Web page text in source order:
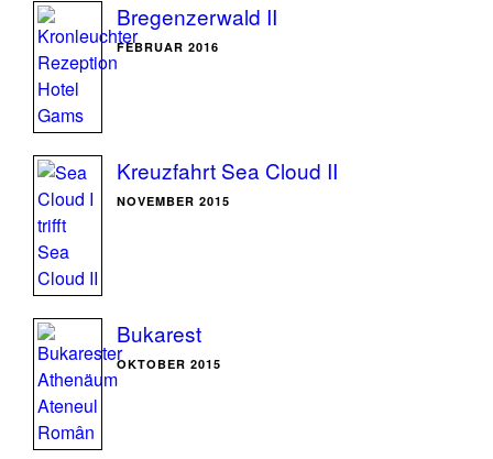
Bregenzerwald II
FEBRUAR 2016
Kreuzfahrt Sea Cloud II
NOVEMBER 2015
Bukarest
OKTOBER 2015